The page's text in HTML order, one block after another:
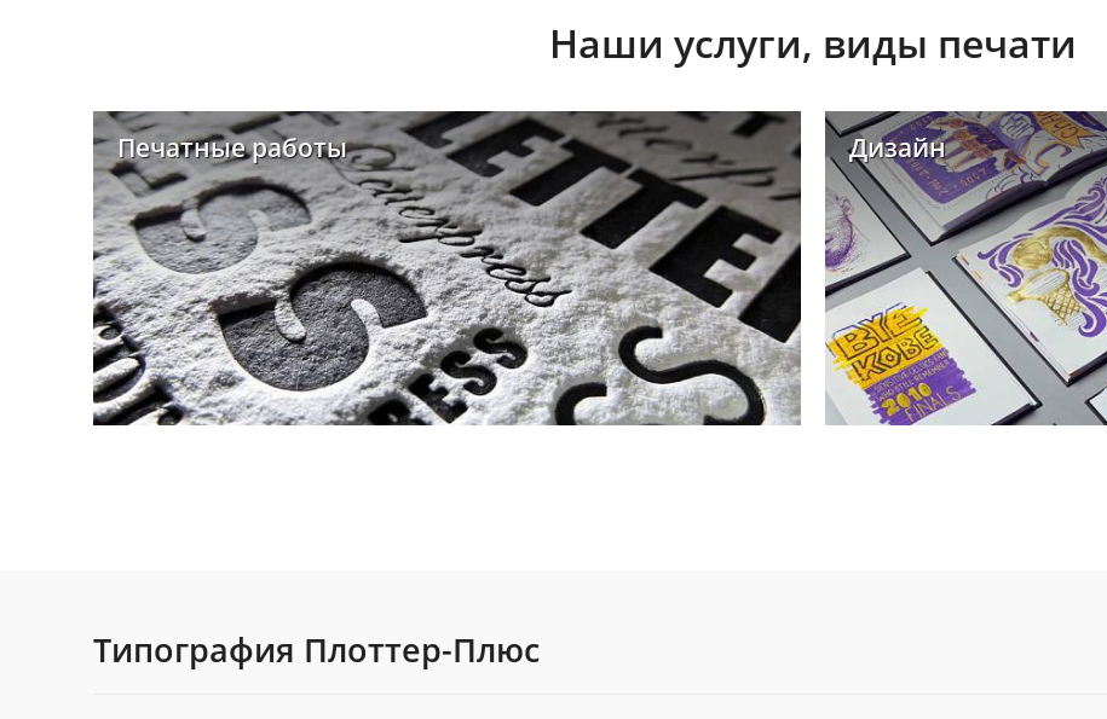
Наши услуги, виды печати
Печатные работы Дизайн
Типография Плоттер-Плюс